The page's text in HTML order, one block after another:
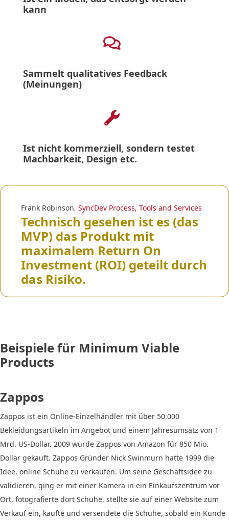
kann

Sammelt qualitatives Feedback
(Meinungen)

Ist nicht kommerziell, sondern testet
Machbarkeit, Design etc.
Frank Robinson, SyncDev Process, Tools and Services
Technisch gesehen ist es (das
MVP) das Produkt mit
maximalem Return On
Investment (ROI) geteilt durch
das Risiko.
Beispiele für Minimum Viable
Products
Zappos
Zappos ist ein Online-Einzelhändler mit über 50.000
Bekleidungsartikeln im Angebot und einem Jahresumsatz von 1
Mrd. US-Dollar. 2009 wurde Zappos von Amazon für 850 Mio.
Dollar gekauft. Zappos Gründer Nick Swinmurn hatte 1999 die
Idee, online Schuhe zu verkaufen. Um seine Geschäftsidee zu
validieren, ging er mit einer Kamera in ein Einkaufszentrum vor
Ort, fotografierte dort Schuhe, stellte sie auf einer Website zum
Verkauf ein, kaufte und versendete die Schuhe, sobald ein Kunde